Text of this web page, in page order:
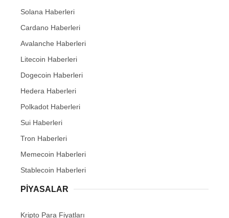
Solana Haberleri
Cardano Haberleri
Avalanche Haberleri
Litecoin Haberleri
Dogecoin Haberleri
Hedera Haberleri
Polkadot Haberleri
Sui Haberleri
Tron Haberleri
Memecoin Haberleri
Stablecoin Haberleri
PIYASALAR
Kripto Para Fiyatları